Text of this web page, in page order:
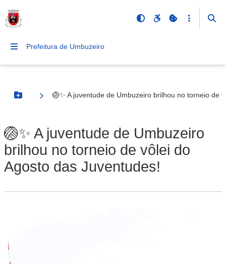
Prefeitura de Umbuzeiro
Botão Menu
🏐✨ A juventude de Umbuzeiro brilhou no torneio de
🏐✨ A juventude de Umbuzeiro
brilhou no torneio de vôlei do
Agosto das Juventudes!